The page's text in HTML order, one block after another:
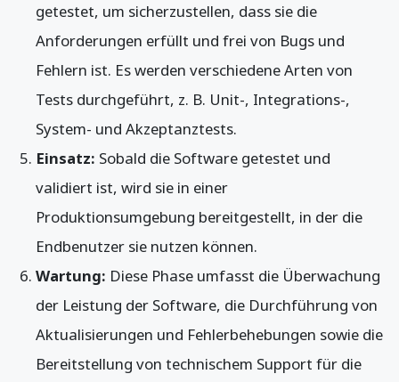
getestet, um sicherzustellen, dass sie die
Anforderungen erfüllt und frei von Bugs und
Fehlern ist. Es werden verschiedene Arten von
Tests durchgeführt, z. B. Unit-, Integrations-,
System- und Akzeptanztests.
Einsatz: Sobald die Software getestet und
validiert ist, wird sie in einer
Produktionsumgebung bereitgestellt, in der die
Endbenutzer sie nutzen können.
Wartung: Diese Phase umfasst die Überwachung
der Leistung der Software, die Durchführung von
Aktualisierungen und Fehlerbehebungen sowie die
Bereitstellung von technischem Support für die